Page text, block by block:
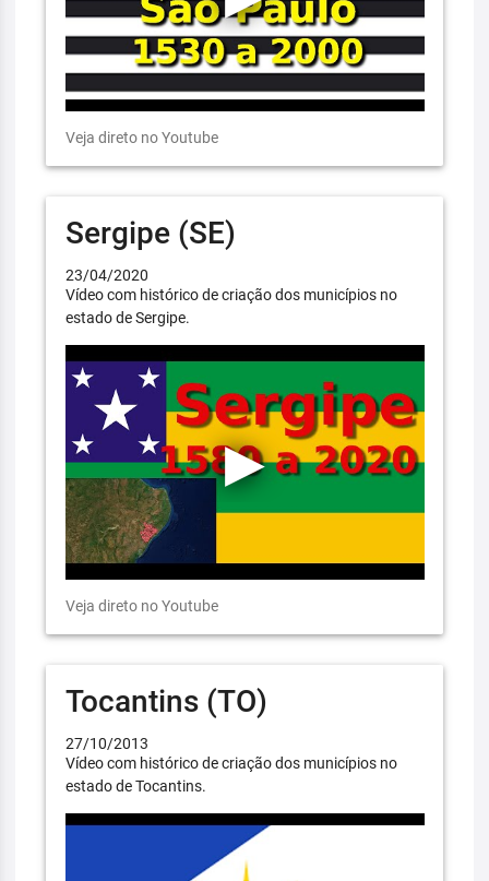
Veja direto no Youtube
Sergipe (SE)
23/04/2020
Vídeo com histórico de criação dos municípios no
estado de Sergipe.
Veja direto no Youtube
Tocantins (TO)
27/10/2013
Vídeo com histórico de criação dos municípios no
estado de Tocantins.